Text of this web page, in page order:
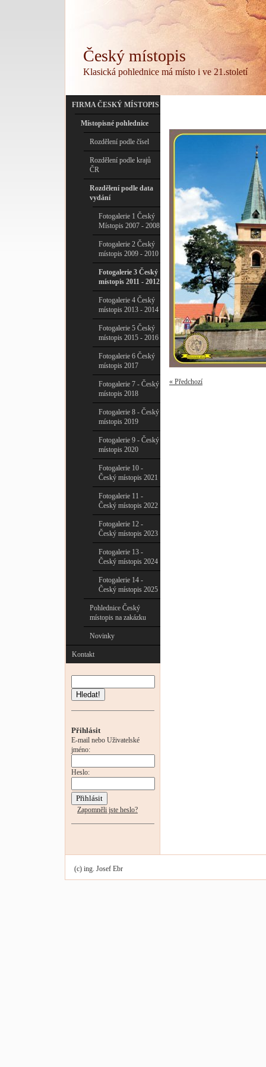
Český místopis
Klasická pohlednice má místo i ve 21.století
FIRMA ČESKÝ MÍSTOPIS
Místopisné pohlednice
Rozdělení podle čísel
Rozdělení podle krajů
ČR
Rozdělení podle data
vydání
Fotogalerie 1 Český
Místopis 2007 - 2008
Fotogalerie 2 Český
místopis 2009 - 2010
Fotogalerie 3 Český
místopis 2011 - 2012
Fotogalerie 4 Český
místopis 2013 - 2014
Fotogalerie 5 Český
místopis 2015 - 2016
Fotogalerie 6 Český
místopis 2017
Fotogalerie 7 - Český
místopis 2018
Fotogalerie 8 - Český
místopis 2019
Fotogalerie 9 - Český
místopis 2020
Fotogalerie 10 -
Český místopis 2021
Fotogalerie 11 -
Český místopis 2022
Fotogalerie 12 -
Český místopis 2023
Fotogalerie 13 -
Český místopis 2024
Fotogalerie 14 -
Český místopis 2025
Pohlednice Český
místopis na zakázku
Novinky
Kontakt
Hledat!
Přihlásit
E-mail nebo Uživatelské
jméno:
Heslo:
Zapomněli jste heslo?
« Předchozí
(c) ing. Josef Ebr